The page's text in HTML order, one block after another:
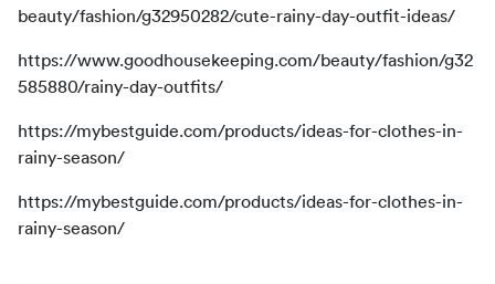
beauty/fashion/g32950282/cute-rainy-day-outfit-ideas/
https://www.goodhousekeeping.com/beauty/fashion/g32
585880/rainy-day-outfits/
https://mybestguide.com/products/ideas-for-clothes-in-
rainy-season/
https://mybestguide.com/products/ideas-for-clothes-in-
rainy-season/